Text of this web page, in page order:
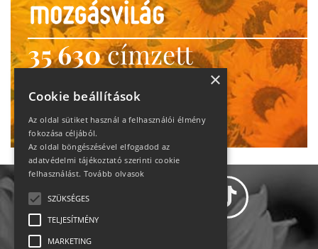
35 630címzett
heti motiváció
Ne maradj le!
×
Cookie beállítások
Az oldal sütiket használ a felhasználói élmény
fokozása céljából.
Az oldal böngészésével elfogadod az
adatvédelmi tájékoztató szerinti cookie
felhasználást. Tovább olvasok
SZÜKSÉGES
TELJESÍTMÉNY
MARKETING